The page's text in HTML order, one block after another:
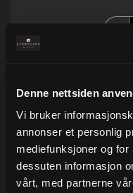
Denne nettsiden
Vi bruker
annonser et personlig
mediefunksjoner og
dessuten informasjon
vårt, med partnerne
På lager